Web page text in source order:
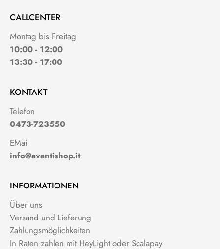
CALLCENTER
Montag bis Freitag
10:00 - 12:00
13:30 - 17:00
KONTAKT
Telefon
0473-723550
EMail
info@avantishop.it
INFORMATIONEN
Über uns
Versand und Lieferung
Zahlungsmöglichkeiten
In Raten zahlen mit HeyLight oder Scalapay